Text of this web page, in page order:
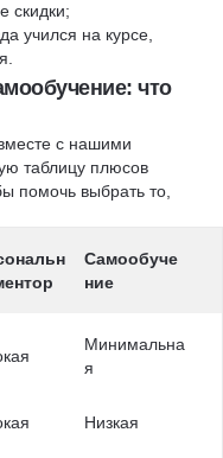
скидки;
учился на курсе,
что
с нашими
таблицу плюсов
помочь выбрать то,
Самообуче
ние
Минимальна
я
Низкая